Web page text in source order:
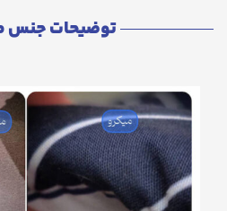
توضیحات جنس